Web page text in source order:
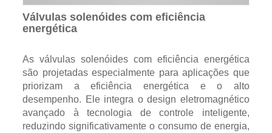
Válvulas solenóides com eficiência
energética
As válvulas solenóides com eficiência energética
são projetadas especialmente para aplicações que
priorizam a eficiência energética e o alto
desempenho. Ele integra o design eletromagnético
avançado à tecnologia de controle inteligente,
reduzindo significativamente o consumo de energia,